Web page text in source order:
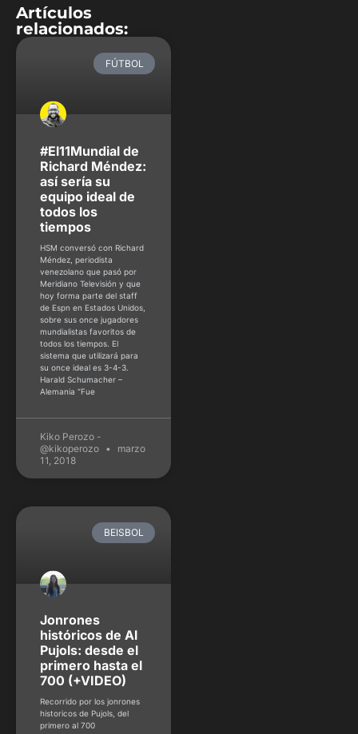
Artículos
relacionados:
FÚTBOL
#El11Mundial de
Richard Méndez:
así sería su
equipo ideal de
todos los
tiempos
HSM conversó con Richard
Méndez, periodista
venezolano que pasó por
Meridiano Televisión y que
hoy forma parte del staff
de Espn en Estados Unidos,
sobre sus once jugadores
mundialistas favoritos de
todos los tiempos. El
sistema que utilizará para
su once ideal es 3-4-3.
Harald Schumacher –
Alemania “Fue
Kiko Perozo -
@kikoperozo
marzo
11, 2018
BEISBOL
Jonrones
históricos de Al
Pujols: desde el
primero hasta el
700 (+VIDEO)
Recorrido por los jonrones
historicos de Pujols, del
primero al 700